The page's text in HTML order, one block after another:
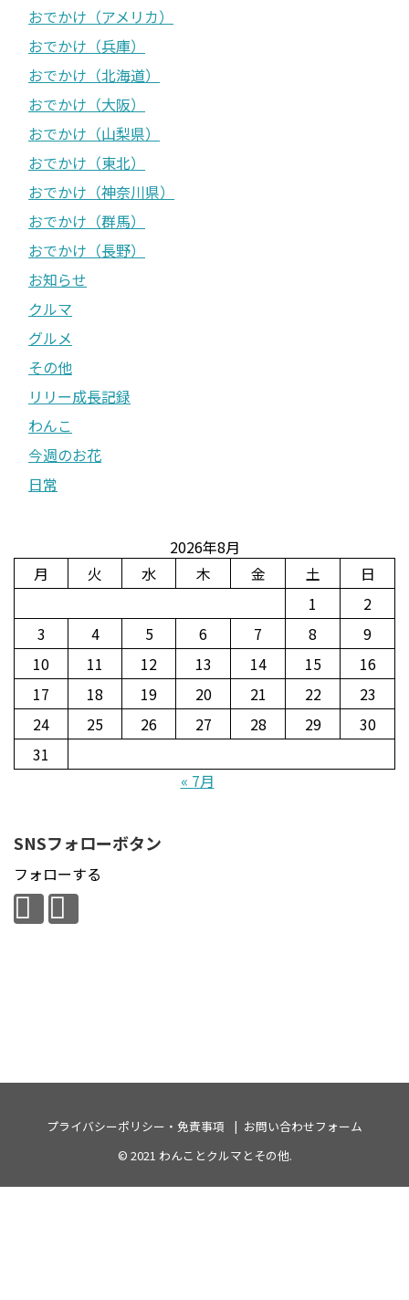
おでかけ（アメリカ）
おでかけ（兵庫）
おでかけ（北海道）
おでかけ（大阪）
おでかけ（山梨県）
おでかけ（東北）
おでかけ（神奈川県）
おでかけ（群馬）
おでかけ（長野）
お知らせ
クルマ
グルメ
その他
リリー成長記録
わんこ
今週のお花
日常
2026年8月
月
火 水 木 金 土
日
1
2
3
4 5 6 7 8
9
10
11 12 13 14 15
16
17
18 19 20 21 22
23
24
25 26 27 28 29
30
31
« 7月
SNSフォローボタン
フォローする
プライバシーポリシー・免責事項
お問い合わせフォーム
© 2021 わんことクルマとその他.